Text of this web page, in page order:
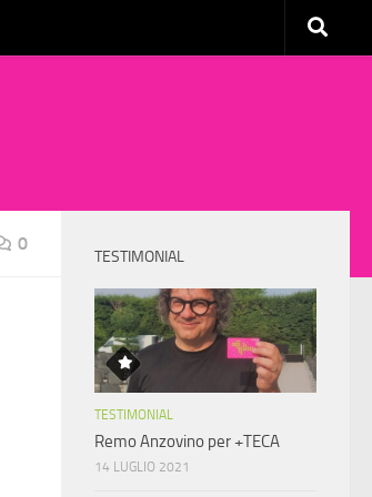
0
TESTIMONIAL
TESTIMONIAL
Remo Anzovino per +TECA
14 LUGLIO 2021